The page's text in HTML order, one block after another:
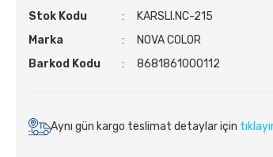
Stok Kodu
KARSLI.NC-215
Marka
NOVA COLOR
Barkod Kodu
8681861000112
Aynı gün kargo teslimat detaylar için